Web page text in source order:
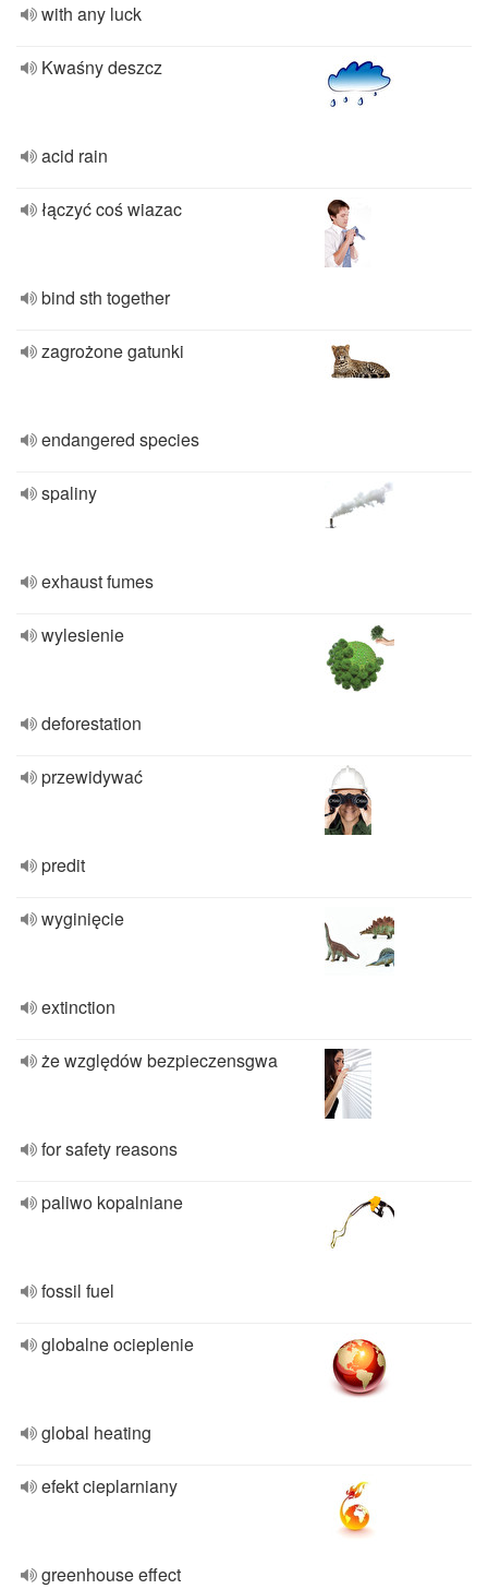
with any luck
Kwaśny deszcz
acid rain
łączyć coś wiazac
bind sth together
zagrożone gatunki
endangered species
spaliny
exhaust fumes
wylesienie
deforestation
przewidywać
predit
wyginięcie
extinction
że względów bezpieczensgwa
for safety reasons
paliwo kopalniane
fossil fuel
globalne ocieplenie
global heating
efekt cieplarniany
greenhouse effect